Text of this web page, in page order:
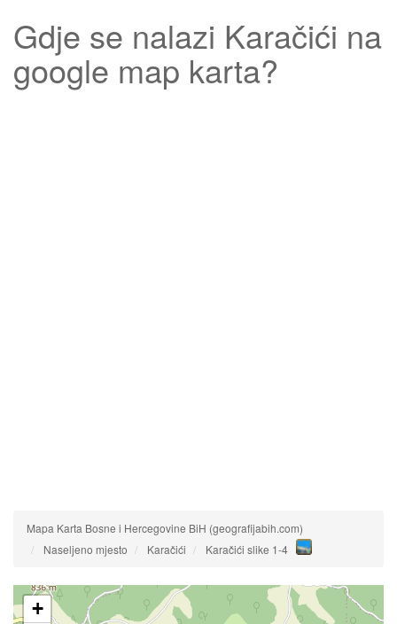
Gdje se nalazi Karačići na
google map karta?
Mapa Karta Bosne i Hercegovine BiH (geografijabih.com)
Naseljeno mjesto
Karačići Karačići slike 1-4
+